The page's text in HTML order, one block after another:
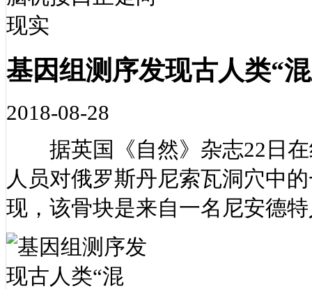
基因组测序发现古人类“
2018-08-28
据英国《自然》杂志22日在
人员对俄罗斯丹尼索瓦洞穴中
现，该骨块是来自一名尼安德